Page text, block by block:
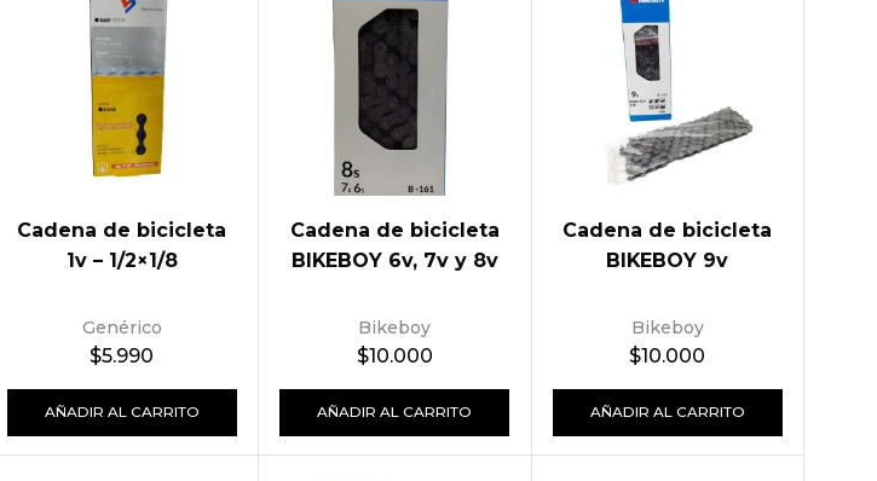
Cadena de bicicleta
1v – 1/2×1/8
Genérico
$5.990
AÑADIR AL CARRITO
Cadena de bicicleta
BIKEBOY 6v, 7v y 8v
Bikeboy
$10.000
AÑADIR AL CARRITO
Cadena de bicicleta
BIKEBOY 9v
Bikeboy
$10.000
AÑADIR AL CARRITO